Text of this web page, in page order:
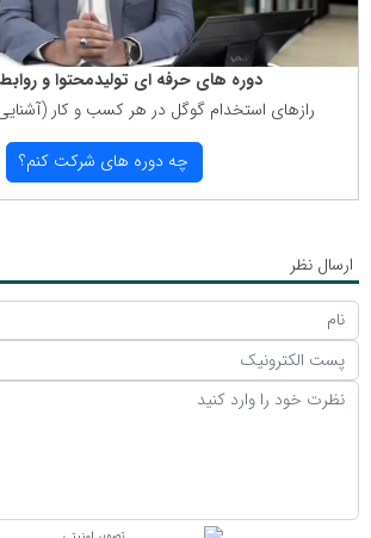
دوره های حرفه ای تولیدمحتوا و
رازهای استخدام گوگل در هر كسب و كار
چه دوره های شركت كنم؟
ارسال نظر